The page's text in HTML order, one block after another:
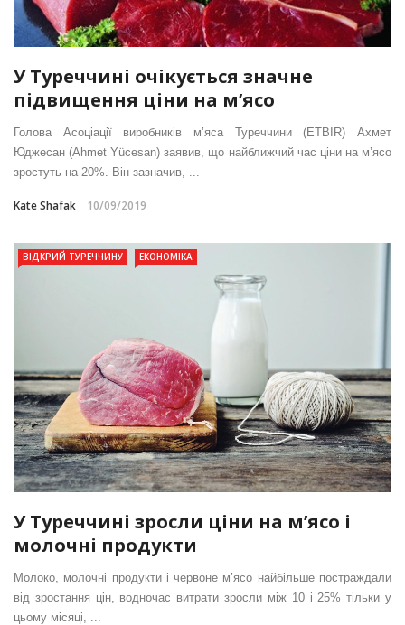
У Туреччині очікується значне
підвищення ціни на м’ясо
Голова Асоціації виробників м’яса Туреччини (ETBİR) Ахмет
Юджесан (Ahmet Yücesan) заявив, що найближчий час ціни на м’ясо
зростуть на 20%. Він зазначив, ...
Kate Shafak 10/09/2019
ВІДКРИЙ ТУРЕЧЧИНУ ЕКОНОМІКА
У Туреччині зросли ціни на м’ясо і
молочні продукти
Молоко, молочні продукти і червоне м’ясо найбільше постраждали
від зростання цін, водночас витрати зросли між 10 і 25% тільки у
цьому місяці, ...